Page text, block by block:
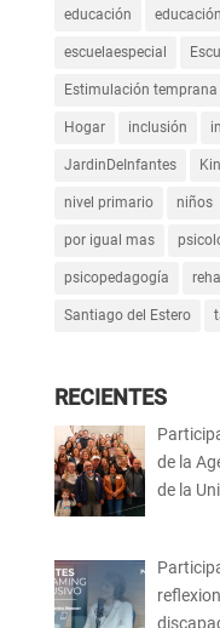
educación
escuelaespecial
Estimulación temprana
Hogar inclusión
JardinDeInfantes
nivel primario niños
por igual mas
psicopedagogía
Santiago del Estero
RECIENTES
de la
de la